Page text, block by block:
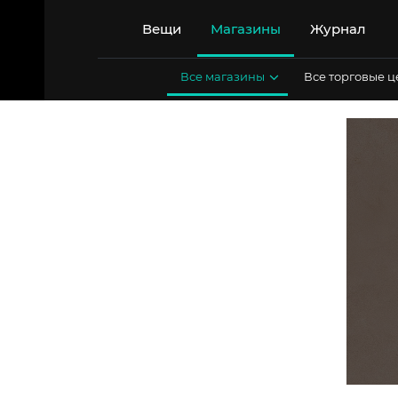
Вещи Магазины Журнал
Все магазины Все торговые